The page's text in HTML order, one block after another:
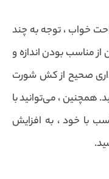
خواب ، توجه به چند
مناسب بودن اندازه و
صحیح از کش شورت
همچنین ، می‌توانید با
با خود ، به افزایش